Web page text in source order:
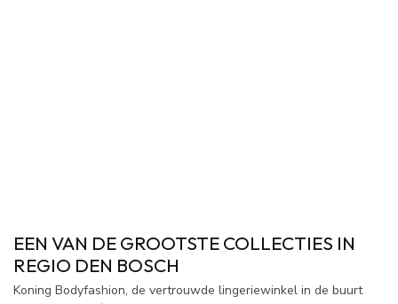
EEN VAN DE GROOTSTE COLLECTIES IN
REGIO DEN BOSCH
Koning Bodyfashion, de vertrouwde lingeriewinkel in de buurt